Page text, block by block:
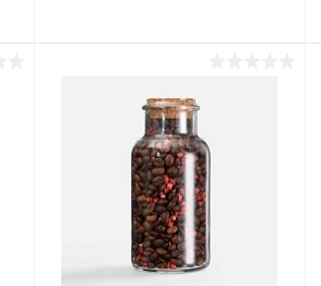
Купить в 1 клик
В избранное В наличии